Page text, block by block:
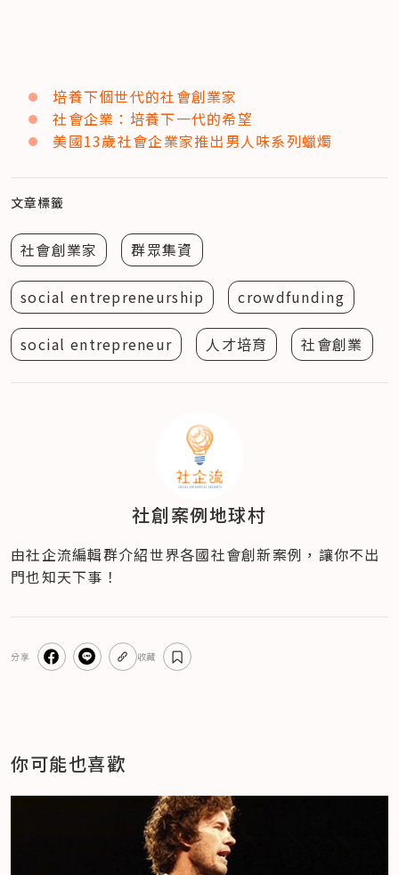
培養下個世代的社會創業家
社會企業：培養下一代的希望
美國13歲社會企業家推出男人味系列蠟燭
文章標籤
社會創業家 群眾集資
social entrepreneurship crowdfunding
social entrepreneur 人才培育 社會創業
社創案例地球村
由社企流編輯群介紹世界各國社會創新案例，讓你不出
門也知天下事！
分享 收藏
你可能也喜歡